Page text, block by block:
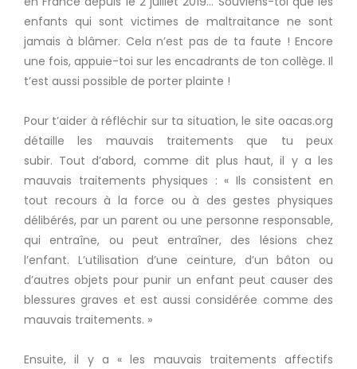
enfants qui sont victimes de maltraitance ne sont
jamais à blâmer. Cela n’est pas de ta faute ! Encore
une fois, appuie-toi sur les encadrants de ton collège. Il
t’est aussi possible de porter plainte !
Pour t’aider à réfléchir sur ta situation, le site oacas.org
détaille les mauvais traitements que tu peux
subir. Tout d’abord, comme dit plus haut, il y a les
mauvais traitements physiques : « Ils consistent en
tout recours à la force ou à des gestes physiques
délibérés, par un parent ou une personne responsable,
qui entraîne, ou peut entraîner, des lésions chez
l’enfant. L’utilisation d’une ceinture, d’un bâton ou
d’autres objets pour punir un enfant peut causer des
blessures graves et est aussi considérée comme des
mauvais traitements. »
Ensuite, il y a « les mauvais traitements affectifs